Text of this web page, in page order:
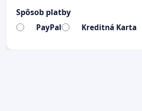
Spôsob platby
PayPal Kreditná Karta